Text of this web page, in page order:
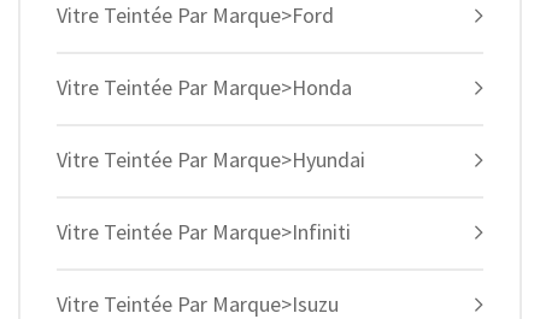
Vitre Teintée Par Marque>Ford
Vitre Teintée Par Marque>Honda
Vitre Teintée Par Marque>Hyundai
Vitre Teintée Par Marque>Infiniti
Vitre Teintée Par Marque>Isuzu